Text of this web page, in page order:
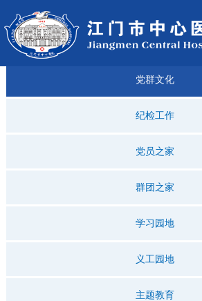
医院
简介
来院
导航
就诊
指引
专科
建设
仁济
科普
党群文化
纪检工作
党员之家
群团之家
学习园地
义工园地
主题教育